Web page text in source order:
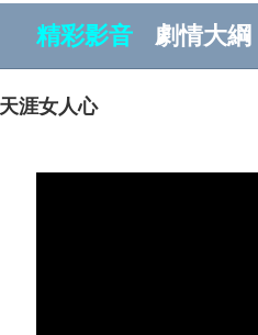
精彩影音 劇情大綱
天涯女人心